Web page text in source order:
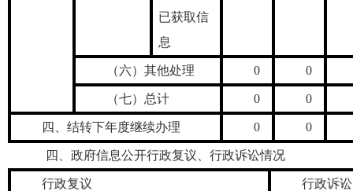
已获取信
息
（六）其他处理 0 0
（七）总计 0 0
四、结转下年度继续办理 0 0
四、政府信息公开行政复议、行政诉讼情况
行政复议 行政诉讼